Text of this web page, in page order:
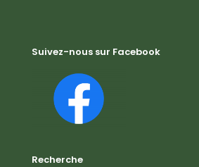
Suivez-nous sur Facebook
Recherche